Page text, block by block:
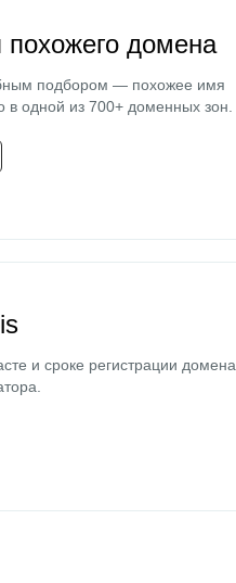
похожего домена
подбором — похожее имя
в одной из 700+ доменных зон.
и сроке регистрации домена,